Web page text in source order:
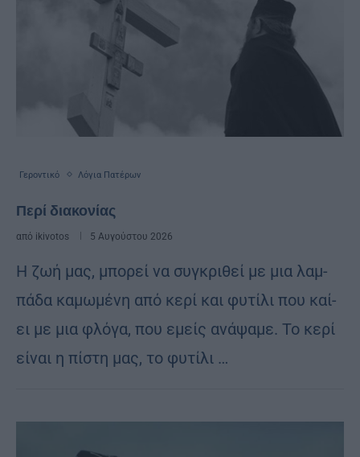
Γεροντικό Λόγια Πατέρων
Περί διακονίας
από ikivotos 5 Αυγούστου 2026
Η ζωή μας, μπο­ρεί να συγ­κρι­θεί με μια λαμ­
πά­δα κα­μω­μέ­νη από κερί και φυ­τί­λι που καί­
ει με μια φλό­γα, που εμείς ανά­ψα­με. Το κερί
εί­ναι η πί­στη μας, το φυ­τί­λι …